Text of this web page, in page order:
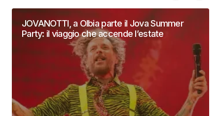
JOVANOTTI, a Olbia parte il Jova Summer
Party: il viaggio che accende l’estate